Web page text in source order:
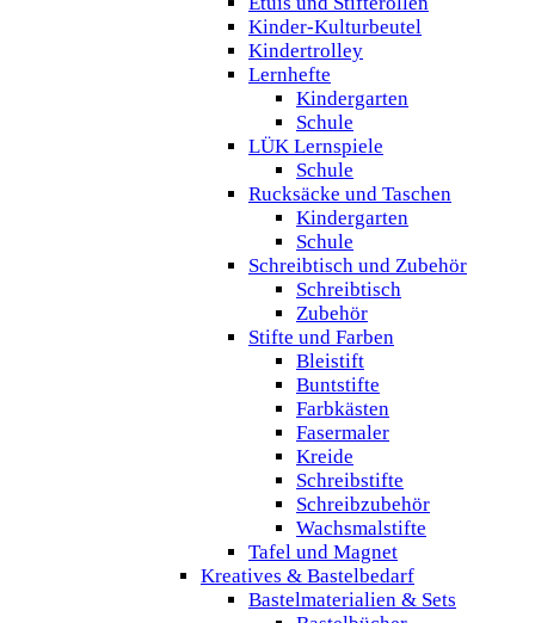
Kinder-Kulturbeutel
Kindertrolley
Lernhefte
Kindergarten
Schule
LÜK Lernspiele
Schule
Rucksäcke und Taschen
Kindergarten
Schule
Schreibtisch und Zubehör
Schreibtisch
Zubehör
Stifte und Farben
Bleistift
Buntstifte
Farbkästen
Fasermaler
Kreide
Schreibstifte
Schreibzubehör
Wachsmalstifte
Tafel und Magnet
Kreatives & Bastelbedarf
Bastelmaterialien & Sets